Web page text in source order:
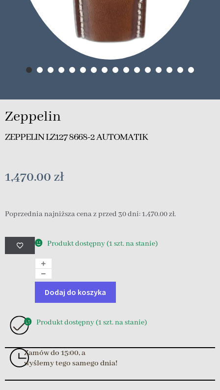
Zeppelin
ZEPPELIN LZ127 8668-2 AUTOMATIK
1,470.00 zł
Poprzednia najniższa cena z przed 30 dni:1,470.00zł.
Produkt dostępny (1 szt. na stanie)
Dodaj do koszyka
Produkt dostępny (1 szt. na stanie)
Zamów do 15:00, a
wyślemy tego samego dnia!